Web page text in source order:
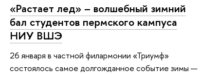
«Растает лед» – волшебный зимний
бал студентов пермского кампуса
НИУ ВШЭ
26 января в частной филармонии «Триумф»
состоялось самое долгожданное событие зимы —